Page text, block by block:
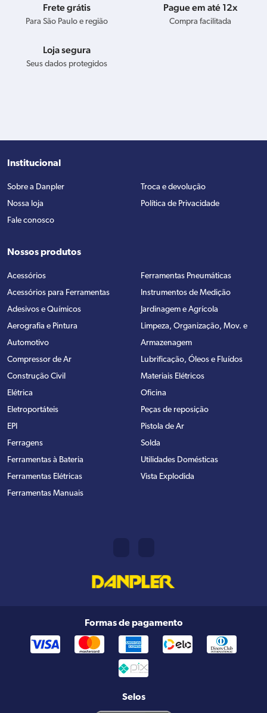
Frete grátis
Para São Paulo e região
Pague em até 12x
Compra facilitada
Loja segura
Seus dados protegidos
Institucional
Sobre a Danpler
Nossa loja
Fale conosco
Troca e devolução
Política de Privacidade
Nossos produtos
Acessórios
Acessórios para Ferramentas
Adesivos e Químicos
Aerografia e Pintura
Automotivo
Compressor de Ar
Construção Civil
Elétrica
Eletroportáteis
EPI
Ferragens
Ferramentas à Bateria
Ferramentas Elétricas
Ferramentas Manuais
Ferramentas Pneumáticas
Instrumentos de Medição
Jardinagem e Agrícola
Limpeza, Organização, Mov. e
Armazenagem
Lubrificação, Óleos e Fluídos
Materiais Elétricos
Oficina
Peças de reposição
Pistola de Ar
Solda
Utilidades Domésticas
Vista Explodida
Formas de pagamento
Selos